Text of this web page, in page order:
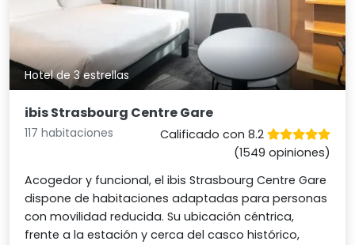
Hotel de 3 estrellas
ibis Strasbourg Centre Gare
117 habitaciones
Calificado con 8.2
(1549 opiniones)
Acogedor y funcional, el ibis Strasbourg Centre Gare
dispone de habitaciones adaptadas para personas
con movilidad reducida. Su ubicación céntrica,
frente a la estación y cerca del casco histórico,